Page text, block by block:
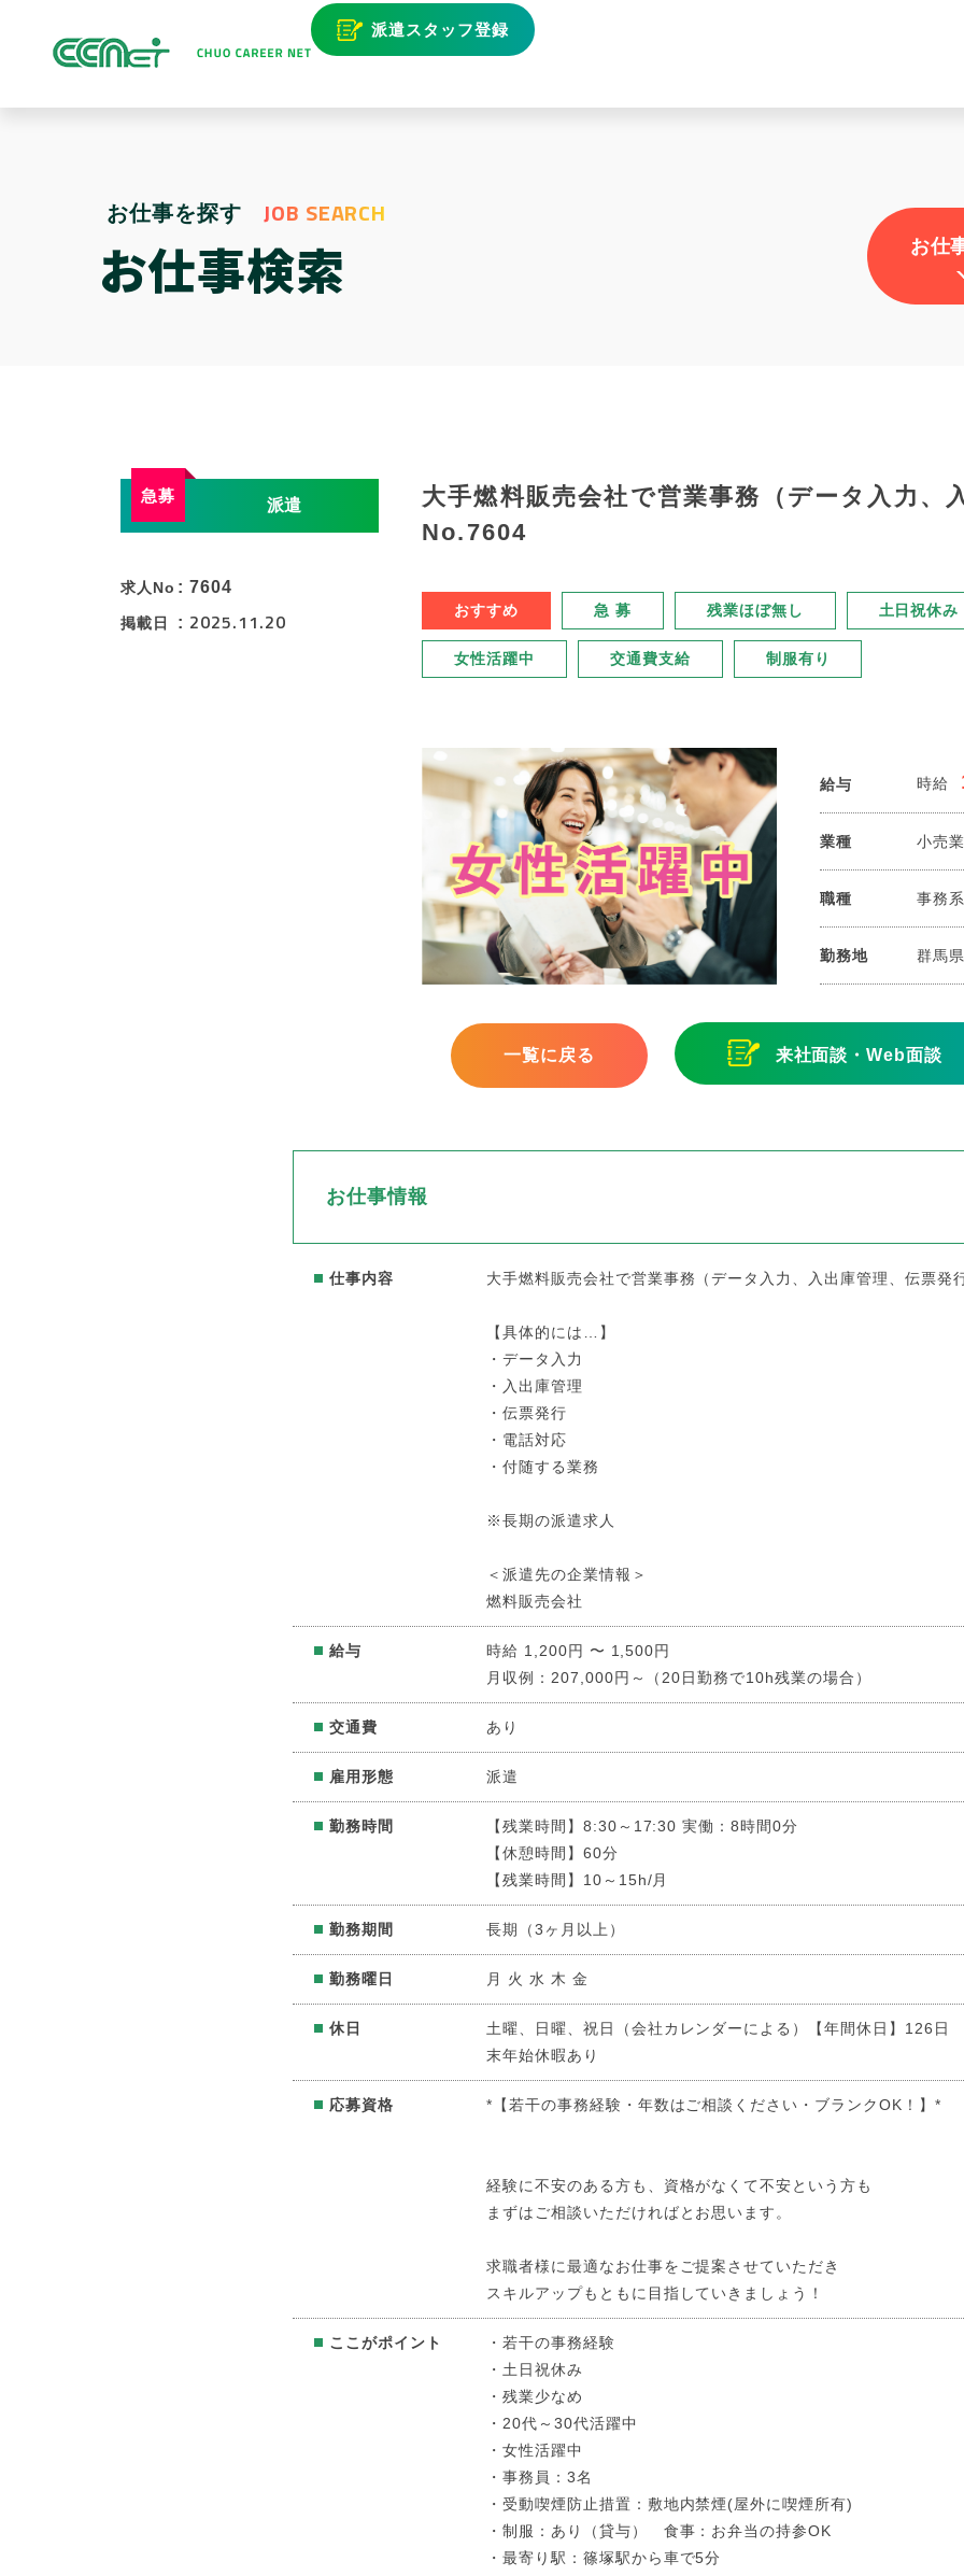
派遣スタッフ登録
お仕事を探す JOB SEARCH
お仕事検索 お仕
派遣
求人No 7604
掲載日 2025.11.20
大手燃料販売会社で営業事務（データ入力、
No.7604
おすすめ 急 募 残業ほぼ無し 土日祝休み
女性活躍中 交通費支給 制服有り
給与 時給
業種 小売業
職種 事務系
勤務地 群馬
一覧に戻る 来社面談・Web面談
お仕事情報
仕事内容 大手燃料販売会社で営業事務（データ入力、入出庫管理、伝票発
【具体的には…】
・データ入力
・入出庫管理
・伝票発行
・電話対応
・付随する業務
※長期の派遣求人
＜派遣先の企業情報＞
燃料販売会社
給与
時給 1,200円 〜 1,500円
月収例：207,000円～（20日勤務で10h残業の場合）
交通費 あり
雇用形態 派遣
勤務時間
【残業時間】8:30～17:30 実働：8時間0分
【休憩時間】60分
【残業時間】10～15h/月
勤務期間 長期（3ヶ月以上）
勤務曜日 月 火 水 木 金
休日
土曜、日曜、祝日（会社カレンダーによる）【年間休日】126
末年始休暇あり
応募資格 *【若干の事務経験・年数はご相談ください・ブランクOK！】*
経験に不安のある方も、資格がなくて不安という方も
まずはご相談いただければとお思います。
求職者様に最適なお仕事をご提案させていただき
スキルアップもともに目指していきましょう！
ここがポイント
・若干の事務経験
・土日祝休み
・残業少なめ
・20代～30代活躍中
・女性活躍中
・事務員：3名
・受動喫煙防止措置：敷地内禁煙(屋外に喫煙所有)
・制服：あり（貸与） 食事：お弁当の持参OK
・最寄り駅：篠塚駅から車で5分